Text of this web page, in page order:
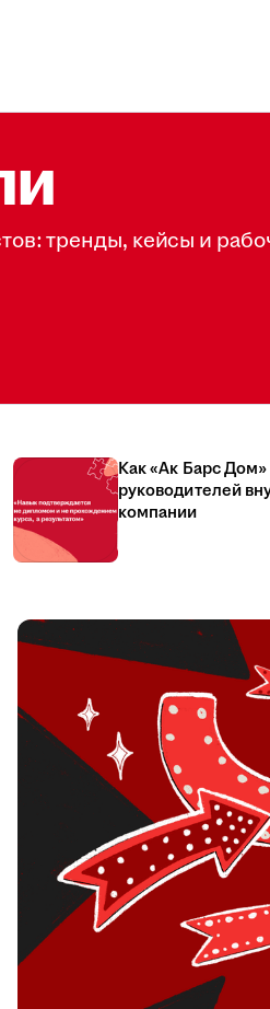
тренды, кейсы и
Как «Ак Барс Дом»
руководителей
компании